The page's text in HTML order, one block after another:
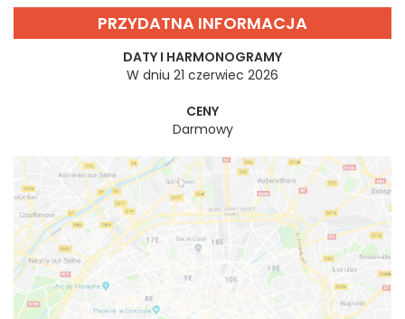
PRZYDATNA INFORMACJA
DATY I HARMONOGRAMY
W dniu 21 czerwiec 2026
CENY
Darmowy